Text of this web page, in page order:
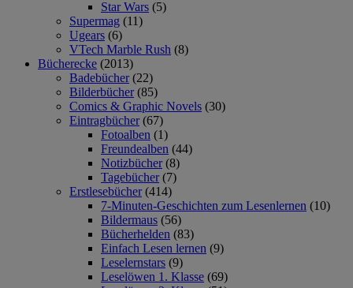
Star Wars (5)
Supermag (11)
Ugears (6)
VTech Marble Rush (8)
Bücherecke (2013)
Badebücher (22)
Bilderbücher (85)
Comics & Graphic Novels (30)
Eintragbücher (67)
Fotoalben (1)
Freundealben (44)
Notizbücher (8)
Tagebücher (7)
Erstlesebücher (414)
7-Minuten-Geschichten zum Lesenlernen (10)
Bildermaus (56)
Bücherhelden (83)
Einfach Lesen lernen (9)
Leselernstars (9)
Leselöwen 1. Klasse (69)